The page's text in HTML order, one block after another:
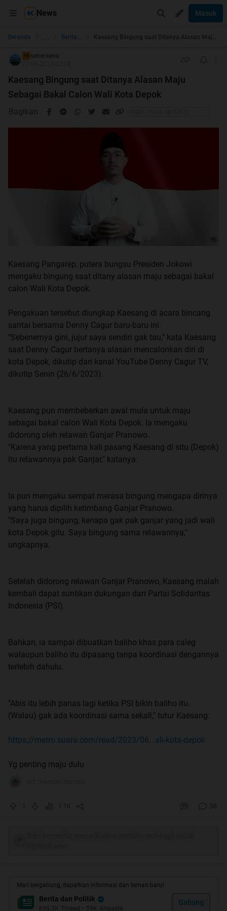
News Masuk
Beranda ... Berita dan Politik
TS seher.kena
Kaesang Bingung saat Ditanya Alasan Maju
Sebagai Bakal Calon Wali Kota Depok
Bagikan
Kaesang Pangarep, putera bungsu Presiden Jokowi
mengaku bingung saat ditany alasan maju sebagai bakal
calon Wali Kota Depok.
Pengakuan tersebut diungkap Kaesang di acara bincang
santai bersama Denny Cagur baru-baru ini.
"Sebenernya gini, jujur saya sendiri gak tau," kata Kaesang
saat Denny Cagur bertanya alasan mencalonkan diri di
kota Depok, dikutip dari kanal YouTube Denny Cagur TV,
dikutip Senin (26/6/2023).
Kaesang pun membeberkan awal mula untuk maju
sebagai bakal calon Wali Kota Depok. Ia mengaku
didorong oleh relawan Ganjar Pranowo.
"Karena yang pertama kali pasang Kaesang di situ (Depok)
itu relawannya pak Ganjar," katanya.
Ia pun mengaku sempat merasa bingung mengapa dirinya
yang harus dipilih ketimbang Ganjar Pranowo.
"Saya juga bingung, kenapa gak pak ganjar yang jadi wali
kota Depok gitu. Saya bingung sama relawannya,"
ungkapnya.
Setelah didorong relawan Ganjar Pranowo, Kaesang malah
kembali dapat suntikan dukungan dari Partai Solidaritas
Indonesia (PSI).
Bahkan, ia sampai dibuatkan baliho khas para caleg
walaupun baliho itu dipasang tanpa koordinasi dengannya
terlebih dahulu.
"Abis itu lebih panas lagi ketika PSI bikin baliho itu.
(Walau) gak ada koordinasi sama sekali," tutur Kaesang.
https://metro.suara.com/read/2023/06...ali-kota-depok
Yg penting maju dulu
38
Mari bergabung, dapatkan informasi dan teman baru!
Berita dan Politik
695.3K Thread • 59K Anggota
Gabung